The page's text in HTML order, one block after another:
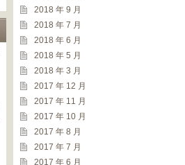
2018 年 9 月
2018 年 7 月
2018 年 6 月
2018 年 5 月
2018 年 3 月
2017 年 12 月
2017 年 11 月
2017 年 10 月
2017 年 8 月
2017 年 7 月
2017 年 6 月